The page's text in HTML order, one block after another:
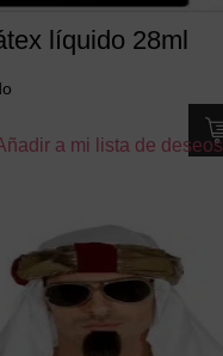
líquido 28ml
a mi lista de deseos